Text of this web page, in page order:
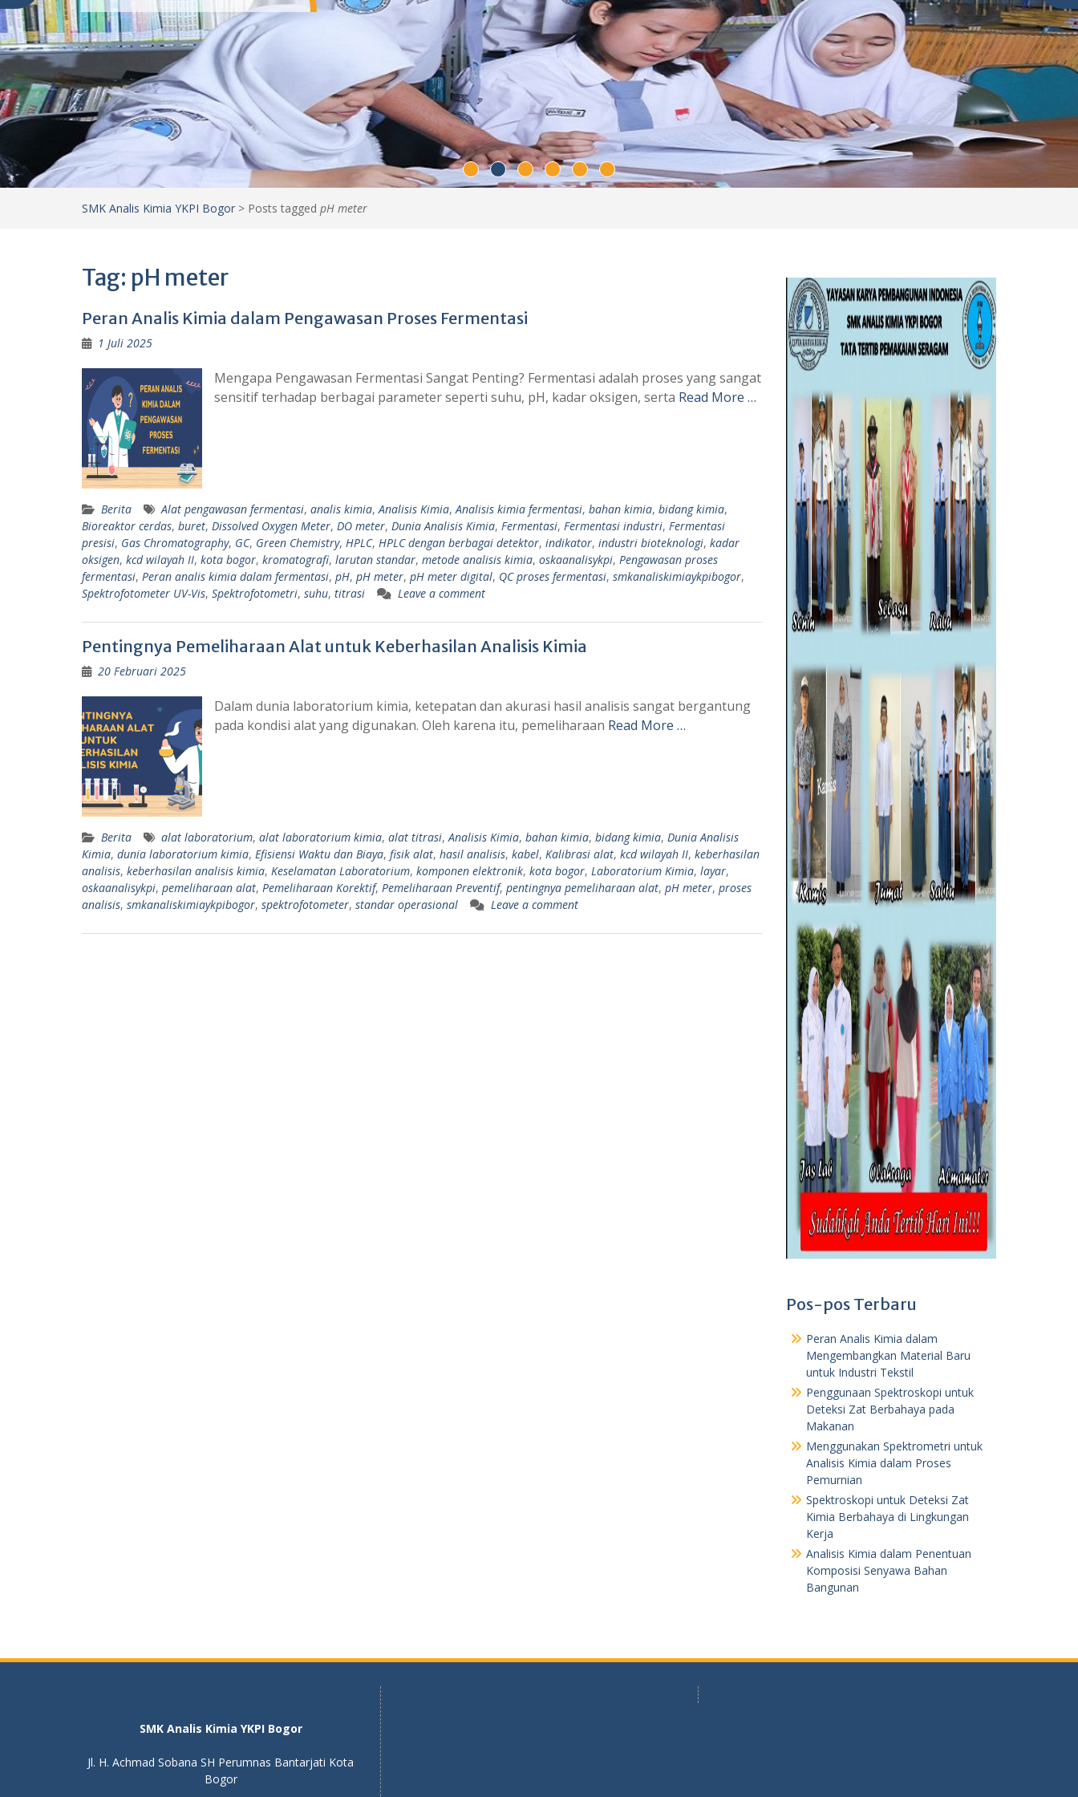
SMK Analis Kimia YKPI Bogor > Posts tagged pH meter
Tag: pH meter
Peran Analis Kimia dalam Pengawasan Proses Fermentasi
1 Juli 2025
Mengapa Pengawasan Fermentasi Sangat Penting? Fermentasi adalah proses yang sangat
sensitif terhadap berbagai parameter seperti suhu, pH, kadar oksigen, serta Read More …
Berita Alat pengawasan fermentasi, analis kimia, Analisis Kimia, Analisis kimia fermentasi, bahan kimia, bidang kimia,
Bioreaktor cerdas, buret, Dissolved Oxygen Meter, DO meter, Dunia Analisis Kimia, Fermentasi, Fermentasi industri, Fermentasi
presisi, Gas Chromatography, GC, Green Chemistry, HPLC, HPLC dengan berbagai detektor, indikator, industri bioteknologi, kadar
oksigen, kcd wilayah II, kota bogor, kromatografi, larutan standar, metode analisis kimia, oskaanalisykpi, Pengawasan proses
fermentasi, Peran analis kimia dalam fermentasi, pH, pH meter, pH meter digital, QC proses fermentasi, smkanaliskimiaykpibogor,
Spektrofotometer UV-Vis, Spektrofotometri, suhu, titrasi Leave a comment
Pentingnya Pemeliharaan Alat untuk Keberhasilan Analisis Kimia
20 Februari 2025
Dalam dunia laboratorium kimia, ketepatan dan akurasi hasil analisis sangat bergantung
pada kondisi alat yang digunakan. Oleh karena itu, pemeliharaan Read More …
Berita alat laboratorium, alat laboratorium kimia, alat titrasi, Analisis Kimia, bahan kimia, bidang kimia, Dunia Analisis
Kimia, dunia laboratorium kimia, Efisiensi Waktu dan Biaya, fisik alat, hasil analisis, kabel, Kalibrasi alat, kcd wilayah II, keberhasilan
analisis, keberhasilan analisis kimia, Keselamatan Laboratorium, komponen elektronik, kota bogor, Laboratorium Kimia, layar,
oskaanalisykpi, pemeliharaan alat, Pemeliharaan Korektif, Pemeliharaan Preventif, pentingnya pemeliharaan alat, pH meter, proses
analisis, smkanaliskimiaykpibogor, spektrofotometer, standar operasional Leave a comment
Pos-pos Terbaru
Peran Analis Kimia dalam
Mengembangkan Material Baru
untuk Industri Tekstil
Penggunaan Spektroskopi untuk
Deteksi Zat Berbahaya pada
Makanan
Menggunakan Spektrometri untuk
Analisis Kimia dalam Proses
Pemurnian
Spektroskopi untuk Deteksi Zat
Kimia Berbahaya di Lingkungan
Kerja
Analisis Kimia dalam Penentuan
Komposisi Senyawa Bahan
Bangunan
SMK Analis Kimia YKPI Bogor
Jl. H. Achmad Sobana SH Perumnas Bantarjati Kota
Bogor